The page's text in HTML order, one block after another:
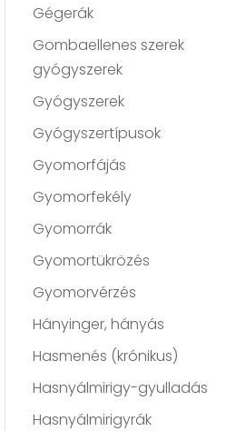
Gégerák
Gombaellenes szerek
gyógyszerek
Gyógyszerek
Gyógyszertípusok
Gyomorfájás
Gyomorfekély
Gyomorrák
Gyomortükrözés
Gyomorvérzés
Hányinger, hányás
Hasmenés (krónikus)
Hasnyálmirigy-gyulladás
Hasnyálmirigyrák